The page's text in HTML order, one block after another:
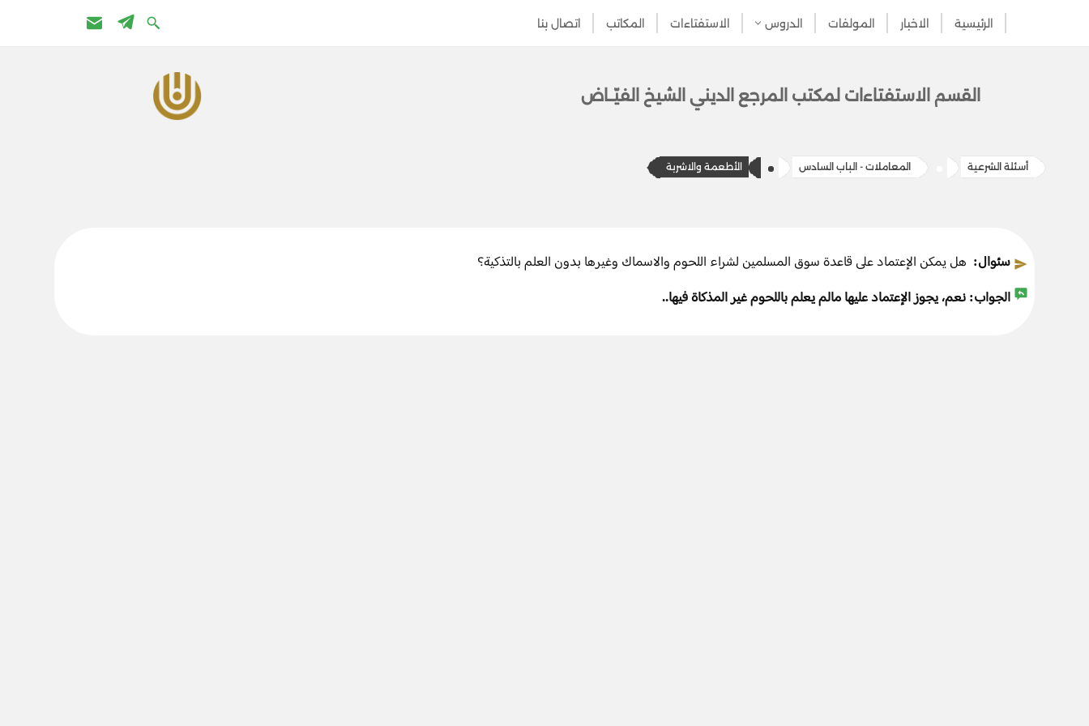
الرئيسية الاخبار المولفات الدروس الاستفتاءات المكاتب اتصال بنا
القسم الاستفتاءات ل​​مكتب المرج​ع الديني الشيخ الفيّــاض
أسئلة الشرعية المعاملات - الباب السادس الأطعمة والاشربة
سئوال: هل يمكن الإعتماد على قاعدة سوق المسلمين لشراء اللحوم والاسماك وغيرها بدون العلم بالتذكية؟
الجواب:نعم، يجوز الإعتماد عليها مالم يعلم باللحوم غير المذكاة فيها..